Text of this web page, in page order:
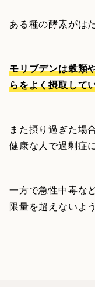
ある種の酵素がは
モリブデンは穀類
らをよく摂取して
また摂り過ぎた場
健康な人で過剰症
一方で急性中毒な
限量を超えないよ